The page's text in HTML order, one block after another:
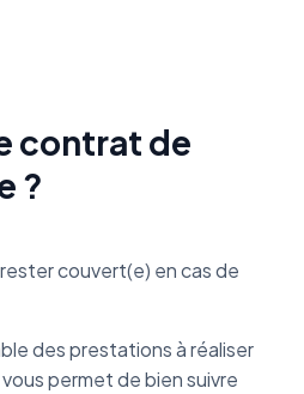
contrat de
?
couvert(e) en cas de
des prestations à réaliser
permet de bien suivre